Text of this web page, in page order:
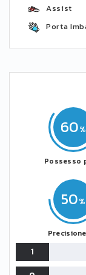
Assist
Porta
60
Possesso
50
1